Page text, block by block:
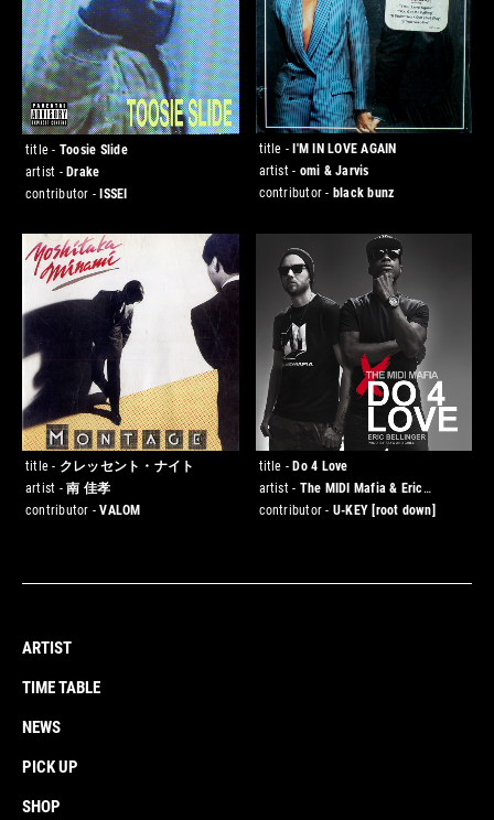
title - Toosie Slide
artist - Drake
contributor - ISSEI
title - I'M IN LOVE AGAIN
artist - omi & Jarvis
contributor - black bunz
title - クレッセント・ナイト
artist -南 佳孝
contributor -VALOM
title -Do 4 Love
artist - The MIDI Mafia & Eric
Bellinger
contributor - U-KEY [root down]
ARTIST
TIME TABLE
NEWS
PICK UP
SHOP